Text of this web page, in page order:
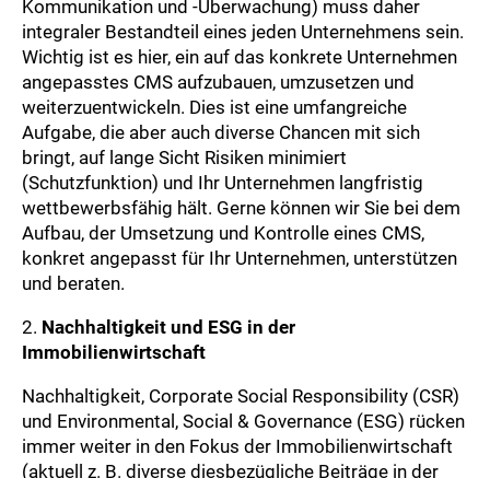
Kommunikation und -Überwachung) muss daher
integraler Bestandteil eines jeden Unternehmens sein.
Wichtig ist es hier, ein auf das konkrete Unternehmen
angepasstes CMS aufzubauen, umzusetzen und
weiterzuentwickeln. Dies ist eine umfangreiche
Aufgabe, die aber auch diverse Chancen mit sich
bringt, auf lange Sicht Risiken minimiert
(Schutzfunktion) und Ihr Unternehmen langfristig
wettbewerbsfähig hält. Gerne können wir Sie bei dem
Aufbau, der Umsetzung und Kontrolle eines CMS,
konkret angepasst für Ihr Unternehmen, unterstützen
und beraten.
2. Nachhaltigkeit und ESG in der
Immobilienwirtschaft
Nachhaltigkeit, Corporate Social Responsibility (CSR)
und Environmental, Social & Governance (ESG) rücken
immer weiter in den Fokus der Immobilienwirtschaft
(aktuell z. B. diverse diesbezügliche Beiträge in der